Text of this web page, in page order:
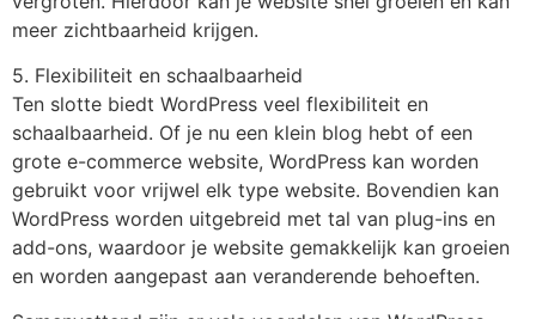
meer zichtbaarheid krijgen.
5. Flexibiliteit en schaalbaarheid
Ten slotte biedt WordPress veel flexibiliteit en
schaalbaarheid. Of je nu een klein blog hebt of een
grote e-commerce website, WordPress kan worden
gebruikt voor vrijwel elk type website. Bovendien kan
WordPress worden uitgebreid met tal van plug-ins en
add-ons, waardoor je website gemakkelijk kan groeien
en worden aangepast aan veranderende behoeften.